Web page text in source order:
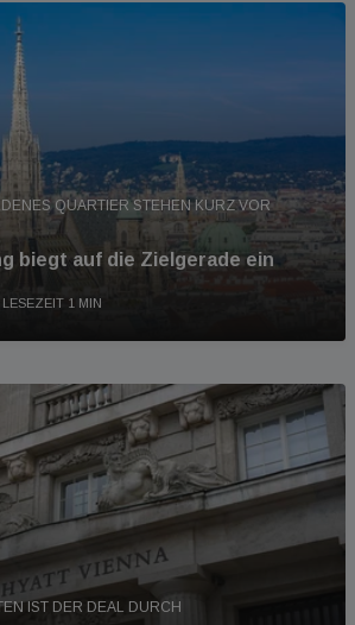
QUARTIER STEHEN KURZ VOR
biegt auf die Zielgerade ein
LESEZEIT 1 MIN
IST DER DEAL DURCH